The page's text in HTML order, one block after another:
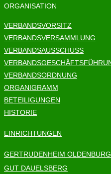
ORGANISATION
VERBANDSVORSITZ
VERBANDSVERSAMMLUNG
VERBANDSAUSSCHUSS
VERBANDSORDNUNG
ORGANIGRAMM
BETEILIGUNGEN
HISTORIE
EINRICHTUNGEN
GERTRUDENHEIM OLDENBURG
GUT DAUELSBERG